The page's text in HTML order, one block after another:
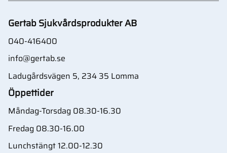
Gertab Sjukvårdsprodukter AB
040-416400
info@gertab.se
Ladugårdsvägen 5, 234 35 Lomma
Öppettider
Måndag-Torsdag 08.30-16.30
Fredag 08.30-16.00
Lunchstängt 12.00-12.30